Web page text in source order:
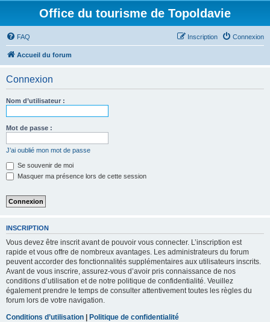
Office du tourisme de Topoldavie
FAQ Connexion
Inscription
Accueil du forum
Connexion
Nom d’utilisateur :
Mot de passe :
J’ai oublié mon mot de passe
Se souvenir de moi
Masquer ma présence lors de cette session
INSCRIPTION
Vous devez être inscrit avant de pouvoir vous connecter. L’inscription est
rapide et vous offre de nombreux avantages. Les administrateurs du forum
peuvent accorder des fonctionnalités supplémentaires aux utilisateurs inscrits.
Avant de vous inscrire, assurez-vous d’avoir pris connaissance de nos
conditions d’utilisation et de notre politique de confidentialité. Veuillez
également prendre le temps de consulter attentivement toutes les règles du
forum lors de votre navigation.
Conditions d’utilisation | Politique de confidentialité